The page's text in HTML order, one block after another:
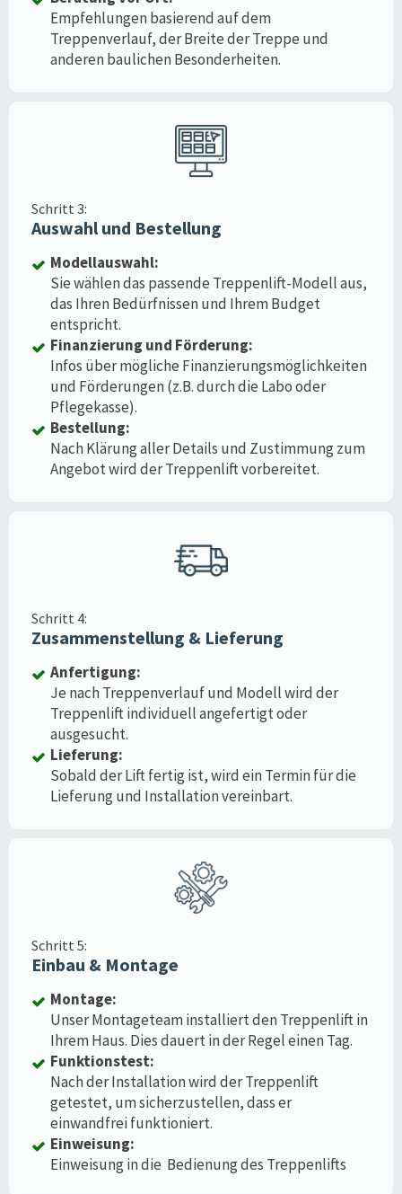
Empfehlungen basierend auf dem
Treppenverlauf, der Breite der Treppe und
anderen baulichen Besonderheiten.
Schritt 3:
Auswahl und Bestellung
Modellauswahl:
Sie wählen das passende Treppenlift-Modell aus,
das Ihren Bedürfnissen und Ihrem Budget
entspricht.
Finanzierung und Förderung:
Infos über mögliche Finanzierungsmöglichkeiten
und Förderungen (z.B. durch die Labo oder
Pflegekasse).
Bestellung:
Nach Klärung aller Details und Zustimmung zum
Angebot wird der Treppenlift vorbereitet.
Schritt 4:
Zusammenstellung & Lieferung
Anfertigung:
Je nach Treppenverlauf und Modell wird der
Treppenlift individuell angefertigt oder
ausgesucht.
Lieferung:
Sobald der Lift fertig ist, wird ein Termin für die
Lieferung und Installation vereinbart.
Schritt 5:
Einbau & Montage
Montage:
Unser Montageteam installiert den Treppenlift in
Ihrem Haus. Dies dauert in der Regel einen Tag.
Funktionstest:
Nach der Installation wird der Treppenlift
getestet, um sicherzustellen, dass er
einwandfrei funktioniert.
Einweisung:
Einweisung in die Bedienung des Treppenlifts